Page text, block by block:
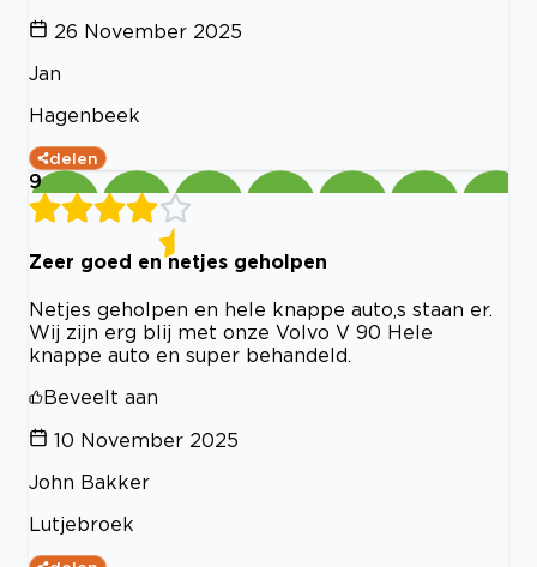
26 November 2025
Jan
Hagenbeek
delen
9
Zeer goed en netjes geholpen
Netjes geholpen en hele knappe auto,s staan er.
Wij zijn erg blij met onze Volvo V 90 Hele
knappe auto en super behandeld.
Beveelt aan
10 November 2025
John Bakker
Lutjebroek